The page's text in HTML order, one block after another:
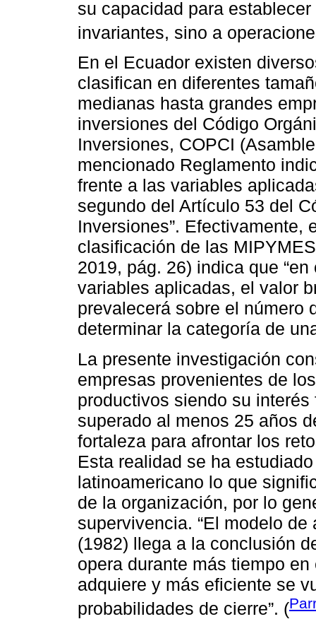
su capacidad para
invariantes, sino a
En el Ecuador existen
clasifican en diferentes
medianas hasta grandes
inversiones del Código
Inversiones, COPCI
mencionado Reglamento
frente a las variables
segundo del Artículo 53 del
Inversiones”. Efectivamente,
clasificación de las
2019, pág. 26) indica que
variables aplicadas, el valor
prevalecerá sobre el número
determinar la categoría de
La presente investigación
empresas provenientes de
productivos siendo su
superado al menos 25 años
fortaleza para afrontar los
Esta realidad se ha
latinoamericano lo que
de la organización, por lo
supervivencia. “El modelo
(1982) llega a la conclusión
opera durante más tiempo
adquiere y más eficiente se
probabilidades de cierre”. (